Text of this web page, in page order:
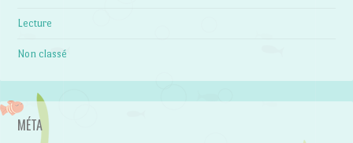
Lecture
Non classé
MÉTA